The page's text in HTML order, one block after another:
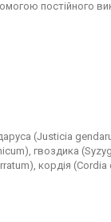
постійного
(Justicia
гвоздика
кордія (Cordia